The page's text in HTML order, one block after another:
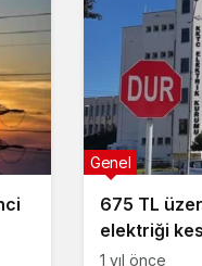
675 TL
elektriği
Genel
1 yıl önce